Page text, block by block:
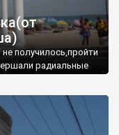
получилось,пройти
радиальные